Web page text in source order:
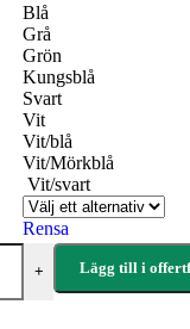
Blå
Grå
Grön
Kungsblå
Svart
Vit
Vit/blå
Vit/Mörkblå
Vit/svart
Rensa
+ Lägg till i